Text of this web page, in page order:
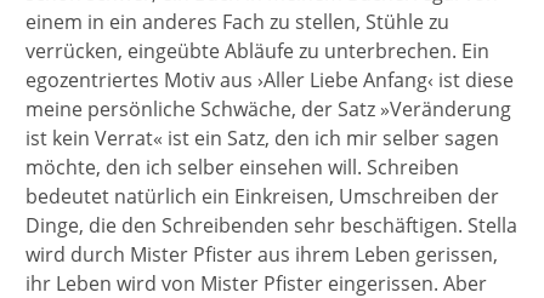
einem in ein anderes Fach zu stellen, Stühle zu
verrücken, eingeübte Abläufe zu unterbrechen. Ein
egozentriertes Motiv aus ›Aller Liebe Anfang‹ ist diese
meine persönliche Schwäche, der Satz »Veränderung
ist kein Verrat« ist ein Satz, den ich mir selber sagen
möchte, den ich selber einsehen will. Schreiben
bedeutet natürlich ein Einkreisen, Umschreiben der
Dinge, die den Schreibenden sehr beschäftigen. Stella
wird durch Mister Pfister aus ihrem Leben gerissen,
ihr Leben wird von Mister Pfister eingerissen. Aber